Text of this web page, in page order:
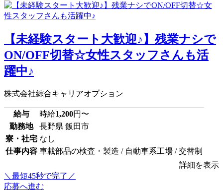
【未経験スタート大歓迎♪】残業ナシで
ON/OFF切替☆女性スタッフさんも活
躍中♪
株式会社綜合キャリアオプション
給与 時給1,200円〜
勤務地
長野県 飯田市
寮・社宅 なし
仕事内容 車載部品の検査・製造 / 自動車系工場 / 交替制
詳細を表示
＼最短45秒で完了／
応募へ進む